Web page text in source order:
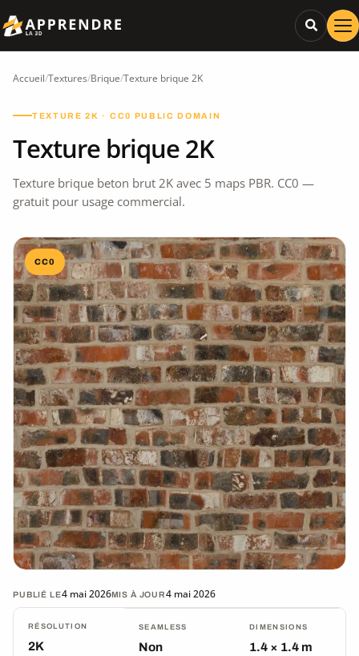
Accueil/Textures/Brique/Texture brique 2K
TEXTURE 2K · CC0 PUBLIC DOMAIN
Texture brique 2K
Texture brique beton brut 2K avec 5 maps PBR. CC0 —
gratuit pour usage commercial.
CC0
PUBLIÉ LE4 mai 2026MIS À JOUR4 mai 2026
RÉSOLUTION
2K
SEAMLESS
Non
DIMENSIONS
1.4 × 1.4 m